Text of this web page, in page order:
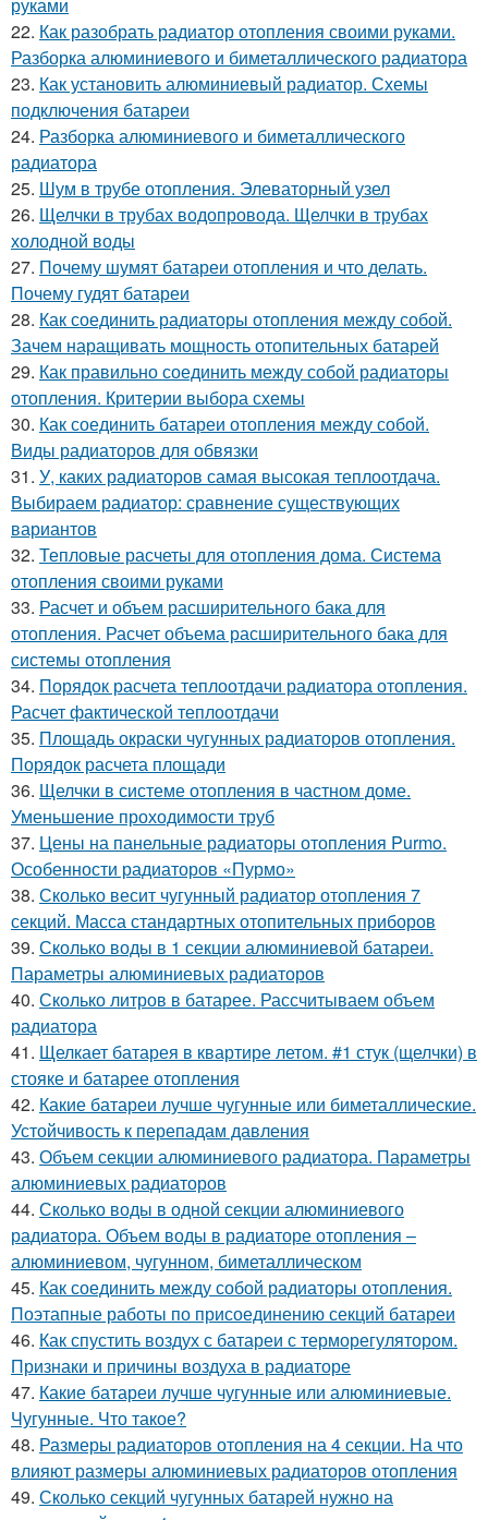
руками
22. Как разобрать радиатор отопления своими руками.
Разборка алюминиевого и биметаллического радиатора
23. Как установить алюминиевый радиатор. Схемы
подключения батареи
24. Разборка алюминиевого и биметаллического
радиатора
25. Шум в трубе отопления. Элеваторный узел
26. Щелчки в трубах водопровода. Щелчки в трубах
холодной воды
27. Почему шумят батареи отопления и что делать.
Почему гудят батареи
28. Как соединить радиаторы отопления между собой.
Зачем наращивать мощность отопительных батарей
29. Как правильно соединить между собой радиаторы
отопления. Критерии выбора схемы
30. Как соединить батареи отопления между собой.
Виды радиаторов для обвязки
31. У, каких радиаторов самая высокая теплоотдача.
Выбираем радиатор: сравнение существующих
вариантов
32. Тепловые расчеты для отопления дома. Система
отопления своими руками
33. Расчет и объем расширительного бака для
отопления. Расчет объема расширительного бака для
системы отопления
34. Порядок расчета теплоотдачи радиатора отопления.
Расчет фактической теплоотдачи
35. Площадь окраски чугунных радиаторов отопления.
Порядок расчета площади
36. Щелчки в системе отопления в частном доме.
Уменьшение проходимости труб
37. Цены на панельные радиаторы отопления Purmo.
Особенности радиаторов «Пурмо»
38. Сколько весит чугунный радиатор отопления 7
секций. Масса стандартных отопительных приборов
39. Сколько воды в 1 секции алюминиевой батареи.
Параметры алюминиевых радиаторов
40. Сколько литров в батарее. Рассчитываем объем
радиатора
41. Щелкает батарея в квартире летом. #1 стук (щелчки) в
стояке и батарее отопления
42. Какие батареи лучше чугунные или биметаллические.
Устойчивость к перепадам давления
43. Объем секции алюминиевого радиатора. Параметры
алюминиевых радиаторов
44. Сколько воды в одной секции алюминиевого
радиатора. Объем воды в радиаторе отопления –
алюминиевом, чугунном, биметаллическом
45. Как соединить между собой радиаторы отопления.
Поэтапные работы по присоединению секций батареи
46. Как спустить воздух с батареи с терморегулятором.
Признаки и причины воздуха в радиаторе
47. Какие батареи лучше чугунные или алюминиевые.
Чугунные. Что такое?
48. Размеры радиаторов отопления на 4 секции. На что
влияют размеры алюминиевых радиаторов отопления
49. Сколько секций чугунных батарей нужно на